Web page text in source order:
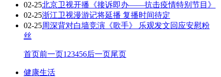
02-25北京卫视开播《接诉即办——抗击疫情特别节目》
02-25浙江卫视漫游记将延播 复播时间待定
02-25周深背对白墙竞演《歌手》 乐观发文回应安慰粉
丝
首页前一页1 23456后一页尾页
健康生活